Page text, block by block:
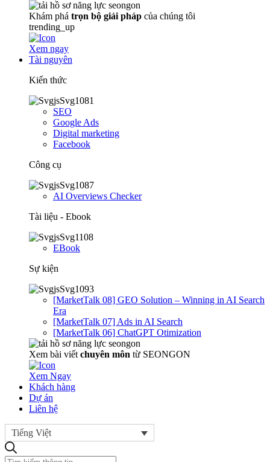
Khám phá trọn bộ giải pháp của chúng tôi
trending_up
Xem ngay
Tài nguyên
Kiến thức
SEO
Google Ads
Digital marketing
Facebook
Công cụ
AI Overviews Checker
Tài liệu - Ebook
EBook
Sự kiện
[MarketTalk 08] GEO Solution – Winning in AI Search
Era
[MarketTalk 07] Ads in AI Search
[MarketTalk 06] ChatGPT Otimization
Xem bài viết chuyên môn từ SEONGON
Xem Ngay
Khách hàng
Dự án
Liên hệ
Tiếng Việt